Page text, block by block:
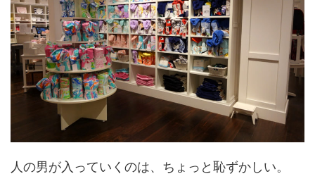
人の男が入っていくのは、ちょっと恥ずかしい。